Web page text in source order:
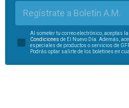
Regístrate a Boletín A.M.
Al someter tu correo electrónico, aceptas la
Condiciones de El Nuevo Día. Además,
especiales de productos o servicios de
Podrás optar salirte de los boletines en